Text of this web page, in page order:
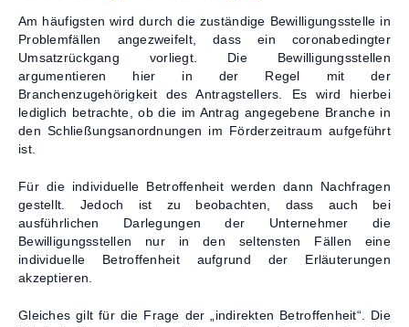
Am häufigsten wird durch die zuständige Bewilligungsstelle in
Problemfällen angezweifelt, dass ein coronabedingter
Umsatzrückgang vorliegt. Die Bewilligungsstellen
argumentieren hier in der Regel mit der
Branchenzugehörigkeit des Antragstellers. Es wird hierbei
lediglich betrachte, ob die im Antrag angegebene Branche in
den Schließungsanordnungen im Förderzeitraum aufgeführt
ist.
Für die individuelle Betroffenheit werden dann Nachfragen
gestellt. Jedoch ist zu beobachten, dass auch bei
ausführlichen Darlegungen der Unternehmer die
Bewilligungsstellen nur in den seltensten Fällen eine
individuelle Betroffenheit aufgrund der Erläuterungen
akzeptieren.
Gleiches gilt für die Frage der „indirekten Betroffenheit“. Die